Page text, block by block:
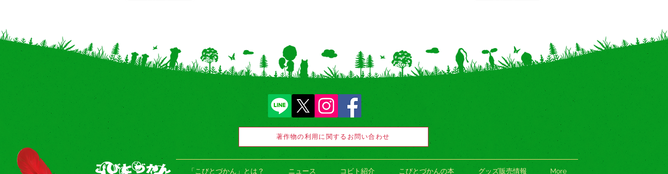
著作物の利用に関するお問い合わせ
「こびとづかん」とは？ ニュース コビト紹介 こびとづかんの本 グッズ販売情報 More